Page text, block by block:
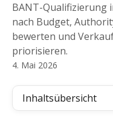
BANT-Qualifizierung
nach Budget,
bewerten und
priorisieren.
4. Mai 2026
Inhaltsübersicht